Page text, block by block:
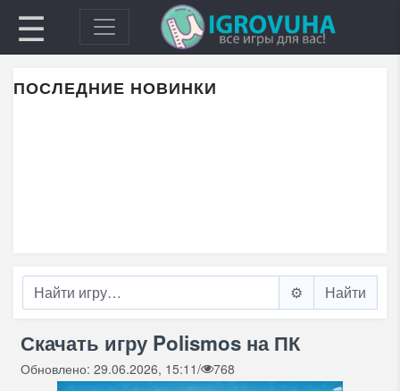
☰
ПОСЛЕДНИЕ НОВИНКИ
⚙️
Скачать игру Polismos на ПК
Обновлено: 29.06.2026, 15:11/ 768